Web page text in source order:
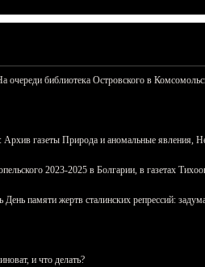
очереди библиотека Островского в
газеты Природа и аномальные явления,
2023-2025 в Болгарии, в газетах
памяти жертв сталинских репрессий:
и что делать?